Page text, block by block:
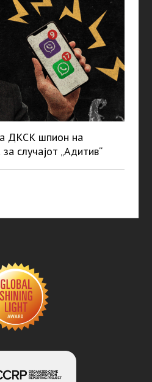
ДКСК шпион на
случајот „Адитив“